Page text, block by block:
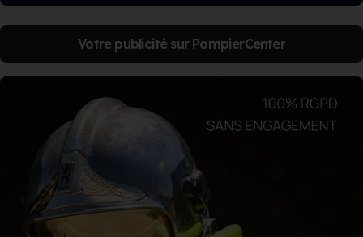
Votre publicité sur PompierCenter